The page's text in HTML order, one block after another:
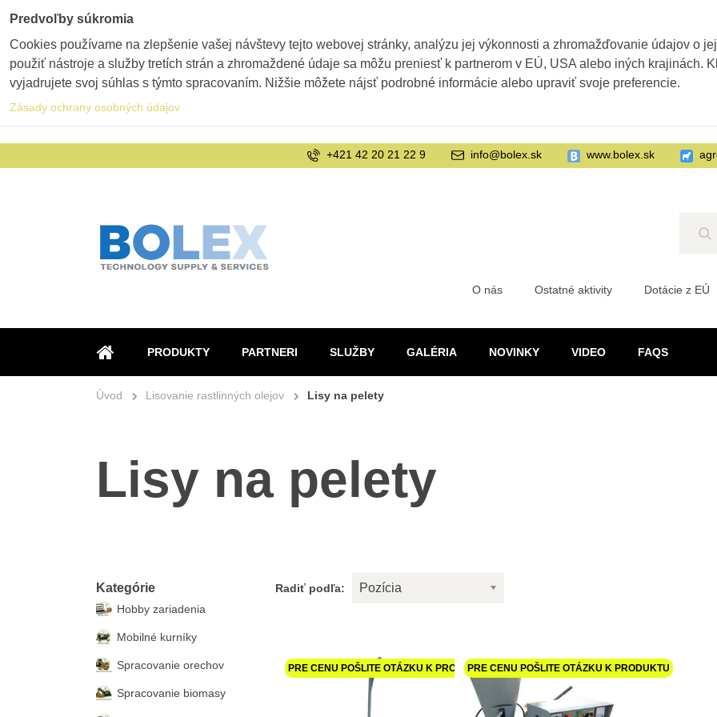
ÚVOD
PRODUKTY PARTNERI SLUŽBY GALÉRIA NOVINKY VIDEO FAQS
O nás Ostatné aktivity Dotácie z EÚ
+421 42 20 21 22 9 info@bolex.sk www.bolex.sk
Úvod Lisovanie rastlinných olejov Lisy na pelety
Lisy na pelety
Radiť podľa: Pozícia
PRE CENU POŠLITE OTÁZKU K PRODUKTUPRE CENU POŠLITE OTÁZKU K PRODUKTU
Kategórie
Hobby zariadenia
Mobilné kurníky
Spracovanie orechov
Spracovanie biomasy
Predvoľby súkromia
Cookies používame na zlepšenie vašej návštevy tejto webovej stránky, analýzu jej výkonnosti a zhromažďovanie údajov o
použiť nástroje a služby tretích strán a zhromaždené údaje sa môžu preniesť k partnerom v EÚ, USA alebo iných krajinách.
vyjadrujete svoj súhlas s týmto spracovaním. Nižšie môžete nájsť podrobné informácie alebo upraviť svoje preferencie.
Zásady ochrany osobných údajov